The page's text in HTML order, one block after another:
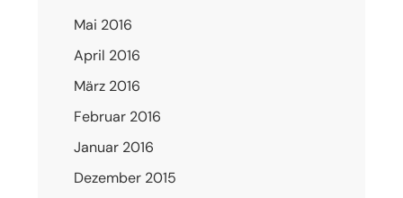
Mai 2016
April 2016
März 2016
Februar 2016
Januar 2016
Dezember 2015